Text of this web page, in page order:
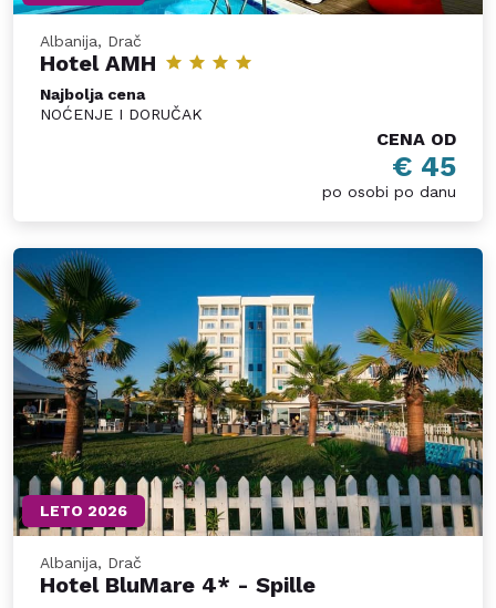
Albanija, Drač
Hotel AMH
Najbolja cena
NOĆENJE I DORUČAK
CENA OD
€ 45
po osobi po danu
LETO 2026
Albanija, Drač
Hotel BluMare 4* - Spille